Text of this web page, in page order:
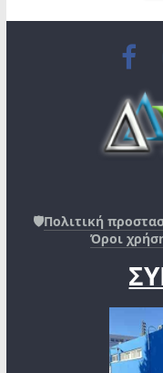
🛡️Πολιτική
Όροι